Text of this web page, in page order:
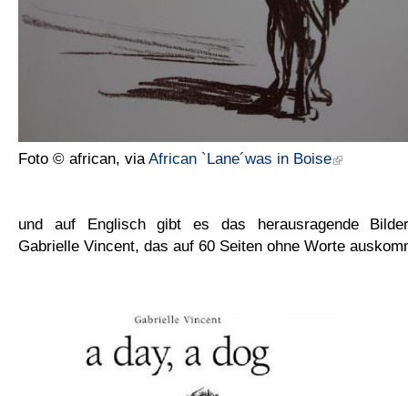
Foto © african, viaAfrican `Lane´was in Boise
und auf Englisch gibt es das herausragende
Gabrielle Vincent, das auf 60 Seiten ohne Worte